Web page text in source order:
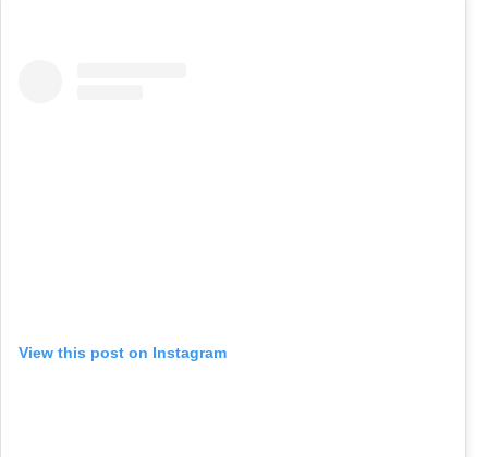
View this post on Instagram